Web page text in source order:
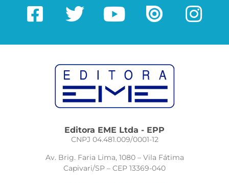
Editora EME Ltda - EPP
CNPJ 04.481.009/0001-12
Av. Brig. Faria Lima, 1080 – Vila Fátima
Capivari/SP – CEP 13369-040